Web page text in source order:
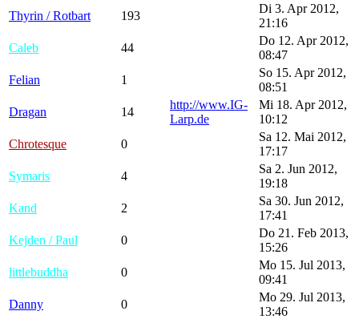
Thyrin / Rotbart
193
Di 3. Apr 2012,
21:16
Caleb
44
Do 12. Apr 2012,
08:47
Felian
1
So 15. Apr 2012,
08:51
Dragan
14
http://www.IG-
Larp.de
Mi 18. Apr 2012,
10:12
Chrotesque
0
Sa 12. Mai 2012,
17:17
Symaris
4
Sa 2. Jun 2012,
19:18
Kand
2
Sa 30. Jun 2012,
17:41
Kejden / Paul
0
Do 21. Feb 2013,
15:26
littlebuddha
0
Mo 15. Jul 2013,
09:41
Danny
0
Mo 29. Jul 2013,
13:46